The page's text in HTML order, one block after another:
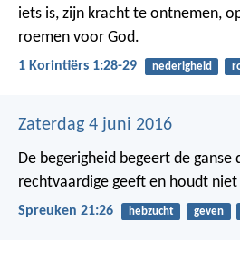
iets is, zijn kracht te ontnemen,
roemen voor God.
1 Korintiërs 1:28-29 nederigheid
Zaterdag 4 juni 2016
De begerigheid begeert de ganse
rechtvaardige geeft en houdt
Spreuken 21:26 hebzucht geven